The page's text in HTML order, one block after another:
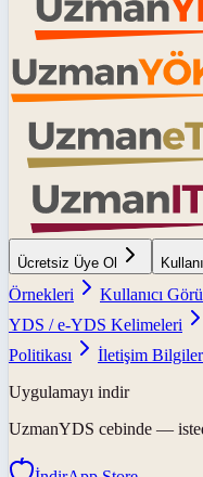
Ücretsiz Üye Ol
Örnekleri
Kullanıcı
YDS / e-YDS Kelimeleri
Politikası
İletişim
Uygulamayı indir
UzmanYDS cebinde —